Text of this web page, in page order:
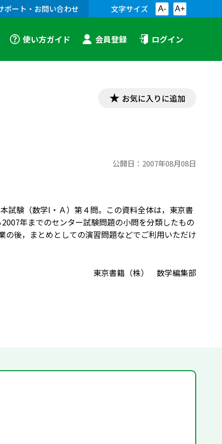
ポート・お問い合わせ 文字サイズ A- A+
使い方ガイド 会員登録 ログイン
お気に入りに追加
公開日： 2007年08月08日
試験（数学I・Ａ）第４問。この資料全体は，東京書
年までのセンター試験問題の小問を分類したもの
の後，まとめとしての演習問題などでご利用いただけ
東京書籍（株） 数学編集部